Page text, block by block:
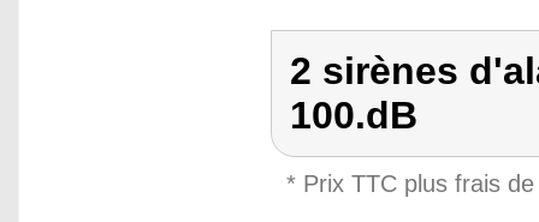
2 sirènes
100.dB
* Prix TTC plus frais